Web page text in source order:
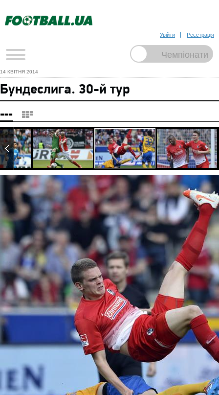
Увійти Реєстрація
14 КВІТНЯ 2014
Бундеслига. 30-й тур